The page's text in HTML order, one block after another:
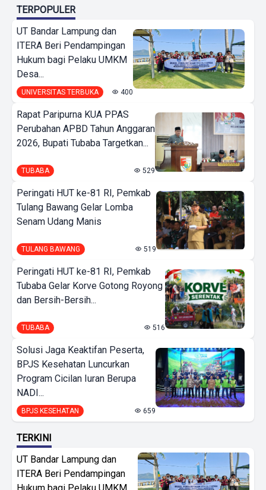
TERPOPULER
UT Bandar Lampung dan
ITERA Beri Pendampingan
Hukum bagi Pelaku UMKM
Desa...
UNIVERSITAS TERBUKA 400
Rapat Paripurna KUA PPAS
Perubahan APBD Tahun Anggaran
2026, Bupati Tubaba Targetkan...
TUBABA 529
Peringati HUT ke-81 RI, Pemkab
Tulang Bawang Gelar Lomba
Senam Udang Manis
TULANG BAWANG 519
Peringati HUT ke-81 RI, Pemkab
Tubaba Gelar Korve Gotong Royong
dan Bersih-Bersih...
TUBABA 516
Solusi Jaga Keaktifan Peserta,
BPJS Kesehatan Luncurkan
Program Cicilan Iuran Berupa
NADI...
BPJS KESEHATAN 659
TERKINI
UT Bandar Lampung dan
ITERA Beri Pendampingan
Hukum bagi Pelaku UMKM